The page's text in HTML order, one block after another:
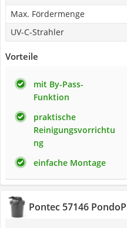
Max. Fördermenge
UV-C-Strahler
Vorteile
mit By-Pass-
Funktion
praktische
Reinigungsvorrichtu
ng
einfache Montage
Pontec 57146